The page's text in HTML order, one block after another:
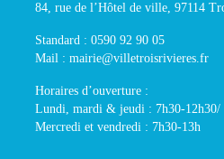
84, rue de l’Hôtel de ville, 97114
Standard : 0590 92 90 05
Mail : mairie@villetroisrivieres.fr
Horaires d’ouverture :
Lundi, mardi & jeudi : 7h30-12h30/
Mercredi et vendredi : 7h30-13h